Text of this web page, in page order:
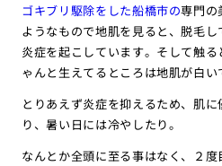
ゴキブリ駆除をした船橋市の専門の
ようなもので地肌を見ると、脱毛
炎症を起こしています。そして触
ゃんと生えてるところは地肌が白い
とりあえず炎症を抑えるため、肌
り、暑い日には冷やしたり。
なんとか全頭に至る事はなく、２